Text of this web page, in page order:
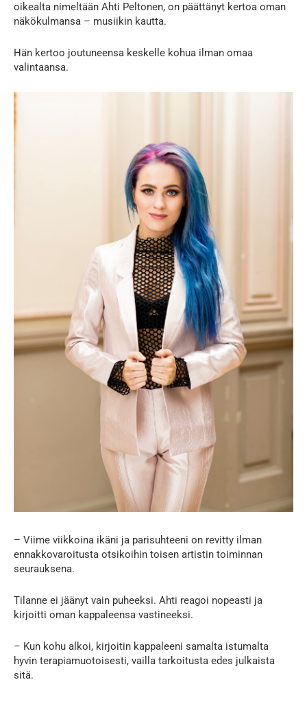
oikealta nimeltään Ahti Peltonen, on päättänyt kertoa oman
näkökulmansa – musiikin kautta.
Hän kertoo joutuneensa keskelle kohua ilman omaa
valintaansa.
– Viime viikkoina ikäni ja parisuhteeni on revitty ilman
ennakkovaroitusta otsikoihin toisen artistin toiminnan
seurauksena.
Tilanne ei jäänyt vain puheeksi. Ahti reagoi nopeasti ja
kirjoitti oman kappaleensa vastineeksi.
– Kun kohu alkoi, kirjoitin kappaleeni samalta istumalta
hyvin terapiamuotoisesti, vailla tarkoitusta edes julkaista
sitä.